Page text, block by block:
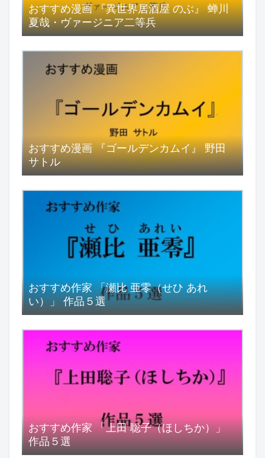
おすすめ漫画 『異世界居酒屋 のぶ』 蝉川
夏哉・ヴァージニア二等兵
おすすめ漫画 『ゴールデンカムイ』 野田
サトル
おすすめ作家 「瀬比 亜零（せひ あれ
い）」 作品５選
おすすめ作家 「上田 聡子（ほしちか）」
作品５選